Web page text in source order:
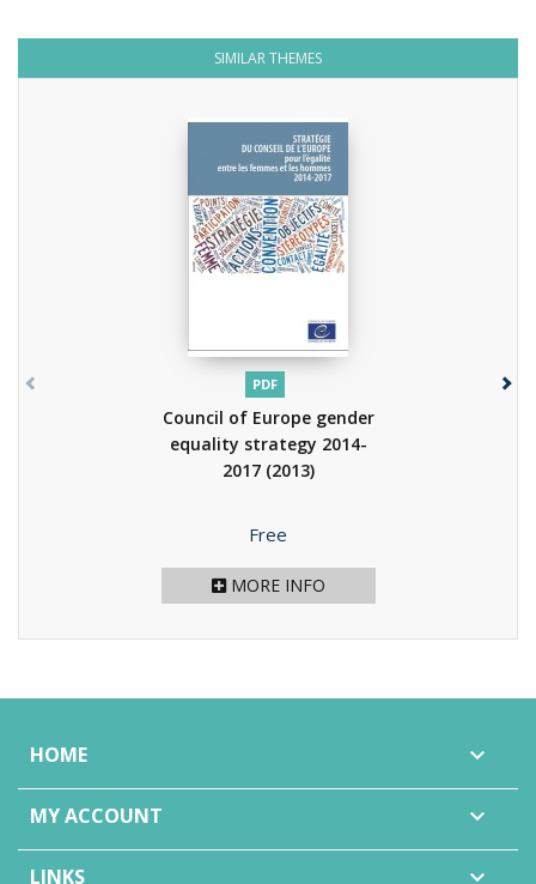
SIMILAR THEMES
PDF
Council of Europe gender
equality strategy 2014-
2017 (2013)
Price
Free
MORE INFO
HOME 
MY ACCOUNT 
LINKS 